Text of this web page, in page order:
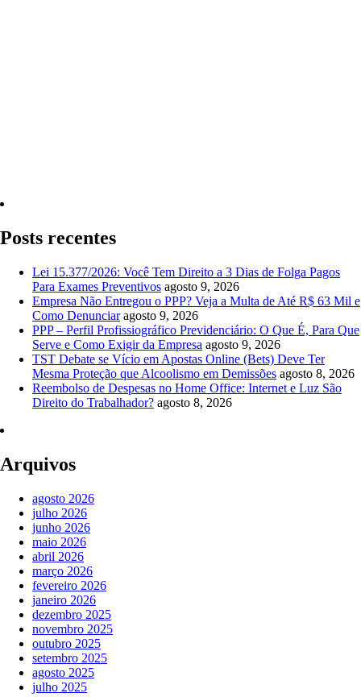
Posts recentes
Lei 15.377/2026: Você Tem Direito a 3 Dias de Folga Pagos
Para Exames Preventivos agosto 9, 2026
Empresa Não Entregou o PPP? Veja a Multa de Até R$ 63 Mil e
Como Denunciar agosto 9, 2026
PPP – Perfil Profissiográfico Previdenciário: O Que É, Para Que
Serve e Como Exigir da Empresa agosto 9, 2026
TST Debate se Vício em Apostas Online (Bets) Deve Ter
Mesma Proteção que Alcoolismo em Demissões agosto 8, 2026
Reembolso de Despesas no Home Office: Internet e Luz São
Direito do Trabalhador? agosto 8, 2026
Arquivos
agosto 2026
julho 2026
junho 2026
maio 2026
abril 2026
março 2026
fevereiro 2026
janeiro 2026
dezembro 2025
novembro 2025
outubro 2025
setembro 2025
agosto 2025
julho 2025